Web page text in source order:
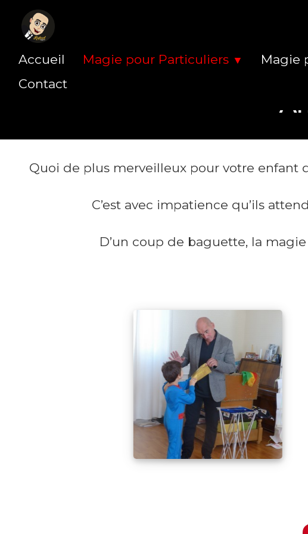
Accueil Magie pour Particuliers ▼ Magie
Contact
Quoi de plus merveilleux pour votre enfant
C’est avec impatience qu’ils
D’un coup de baguette, la